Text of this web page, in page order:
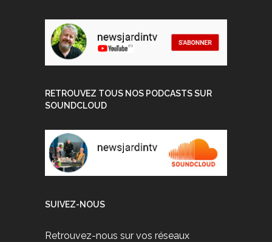
RETROUVEZ TOUS NOS PODCASTS SUR
SOUNDCLOUD
SUIVEZ-NOUS
Retrouvez-nous sur vos réseaux